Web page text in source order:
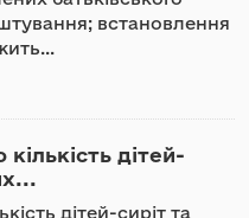
встановлення
дітей-
дітей-сиріт та